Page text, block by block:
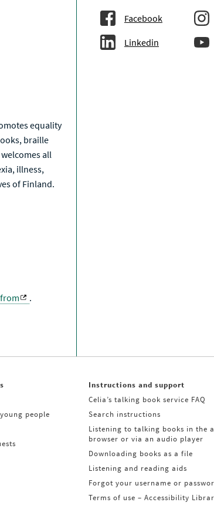
equality
braille
all
illness,
of Finland.
.
Facebook
Linkedin
people
Instructions and support
Celia’s talking book service FAQ
Search instructions
Listening to talking books in the
browser or via an audio player
Downloading books as a file
Listening and reading aids
Forgot your username or
Terms of use – Accessibility